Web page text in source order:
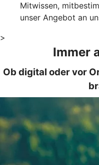
Mitwissen,
unser Angebot an
>
Immer
Ob digital oder vor